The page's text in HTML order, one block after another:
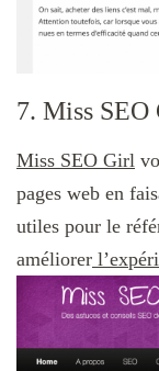
7. Miss SEO
Miss SEO Girl
pages web en
utiles pour le
améliorer